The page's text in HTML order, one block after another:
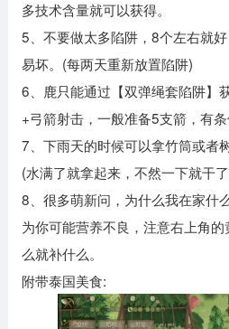
多技术含量就可以获得。
5、不要做太多陷阱，8个左右就
易坏。(每两天重新放置陷阱)
6、鹿只能通过【双弹绳套陷阱】
+弓箭射击，一般准备5支箭，有条
7、下雨天的时候可以拿竹筒或者
(水满了就拿起来，不然一下就干
8、很多萌新问，为什么我在家什
为你可能营养不良，注意右上角
么就补什么。
附带泰国美食: